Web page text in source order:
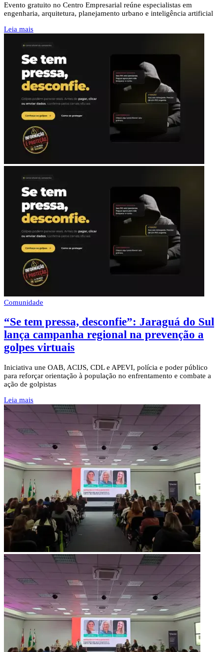
Evento gratuito no Centro Empresarial reúne especialistas em
engenharia, arquitetura, planejamento urbano e inteligência artificial
Leia mais
Comunidade
“Se tem pressa, desconfie”: Jaraguá do Sul
lança campanha regional na prevenção a
golpes virtuais
Iniciativa une OAB, ACIJS, CDL e APEVI, polícia e poder público
para reforçar orientação à população no enfrentamento e combate a
ação de golpistas
Leia mais